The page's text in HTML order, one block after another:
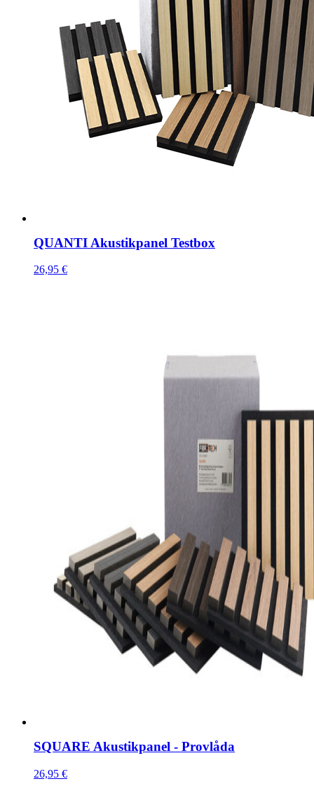
QUANTI Akustikpanel Testbox
26,95 €
SQUARE Akustikpanel - Provlåda
26,95 €